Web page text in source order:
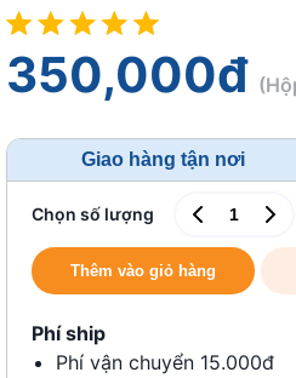
350,000đ
Giao hàng tận nơi
Chọn số lượng
Thêm vào giỏ hàng
Phí ship
Phí vận chuyển 15.000đ